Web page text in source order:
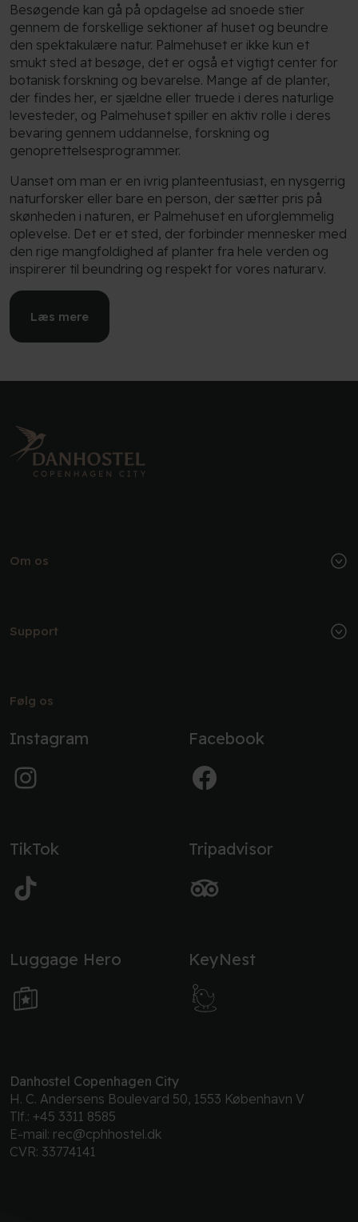
Besøgende kan gå på opdagelse ad snoede stier
gennem de forskellige sektioner af huset og beundre
den spektakulære natur. Palmehuset er ikke kun et
smukt sted at besøge, det er også et vigtigt center for
botanisk forskning og bevarelse. Mange af de planter,
der findes her, er sjældne eller truede i deres naturlige
levesteder, og Palmehuset spiller en aktiv rolle i deres
bevaring gennem uddannelse, forskning og
genoprettelsesprogrammer.
Uanset om man er en ivrig planteentusiast, en nysgerrig
naturforsker eller bare en person, der sætter pris på
skønheden i naturen, er Palmehuset en uforglemmelig
oplevelse. Det er et sted, der forbinder mennesker med
den rige mangfoldighed af planter fra hele verden og
inspirerer til beundring og respekt for vores naturarv.
Læs mere
Om os
Support
Følg os
Instagram Facebook
TikTok Tripadvisor
Luggage Hero KeyNest
Danhostel Copenhagen City
H. C. Andersens Boulevard 50, 1553 København V
Tlf.: +45 3311 8585
E-mail: rec@cphhostel.dk
CVR: 33774141